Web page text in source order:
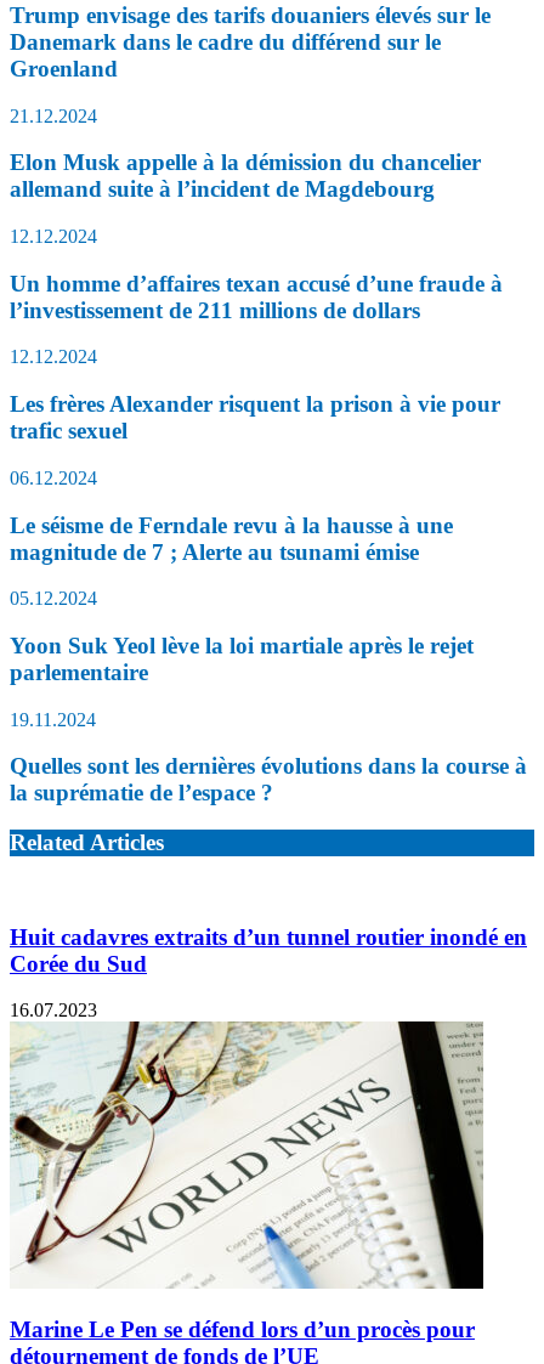
Trump envisage des tarifs douaniers élevés sur le
Danemark dans le cadre du différend sur le
Groenland
21.12.2024
Elon Musk appelle à la démission du chancelier
allemand suite à l’incident de Magdebourg
12.12.2024
Un homme d’affaires texan accusé d’une fraude à
l’investissement de 211 millions de dollars
12.12.2024
Les frères Alexander risquent la prison à vie pour
trafic sexuel
06.12.2024
Le séisme de Ferndale revu à la hausse à une
magnitude de 7 ; Alerte au tsunami émise
05.12.2024
Yoon Suk Yeol lève la loi martiale après le rejet
parlementaire
19.11.2024
Quelles sont les dernières évolutions dans la course à
la suprématie de l’espace ?
Related Articles
Huit cadavres extraits d’un tunnel routier inondé en
Corée du Sud
16.07.2023
Marine Le Pen se défend lors d’un procès pour
détournement de fonds de l’UE